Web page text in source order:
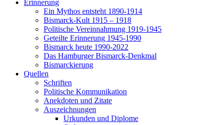
Erinnerung
Ein Mythos entsteht 1890-1914
Bismarck-Kult 1915 – 1918
Politische Vereinnahmung 1919-1945
Geteilte Erinnerung 1945-1990
Bismarck heute 1990-2022
Das Hamburger Bismarck-Denkmal
Bismarckierung
Quellen
Schriften
Politische Kommunikation
Anekdoten und Zitate
Auszeichnungen
Urkunden und Diplome